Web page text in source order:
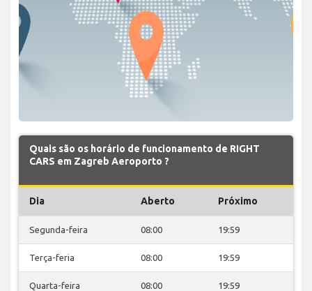
Quais são os horário de funcionamento de RIGHT
CARS em Zagreb Aeroporto ?
Dia Aberto Próximo
Segunda-feira 08:00 19:59
Terça-feria 08:00 19:59
Quarta-feira 08:00 19:59